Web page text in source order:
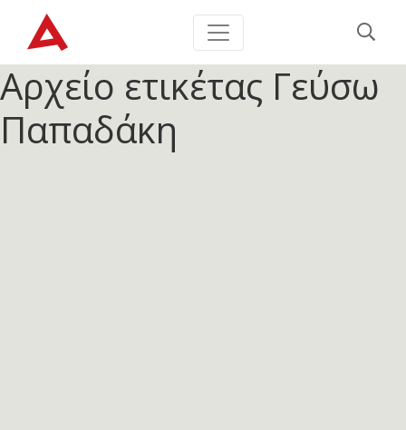
Αρχείο ετικέτας Γεύσω
Παπαδάκη